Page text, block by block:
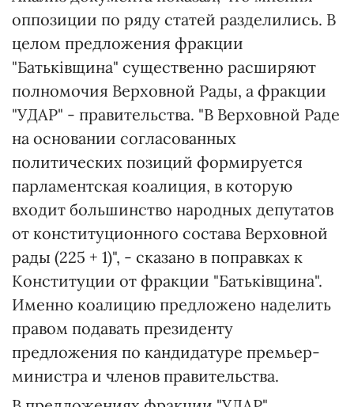
оппозиции по ряду статей разделились. В
целом предложения фракции
"Батьківщина" существенно расширяют
полномочия Верховной Рады, а фракции
"УДАР" - правительства. "В Верховной Раде
на основании согласованных
политических позиций формируется
парламентская коалиция, в которую
входит большинство народных депутатов
от конституционного состава Верховной
рады (225 + 1)", - сказано в поправках к
Конституции от фракции "Батьківщина".
Именно коалицию предложено наделить
правом подавать президенту
предложения по кандидатуре премьер-
министра и членов правительства.